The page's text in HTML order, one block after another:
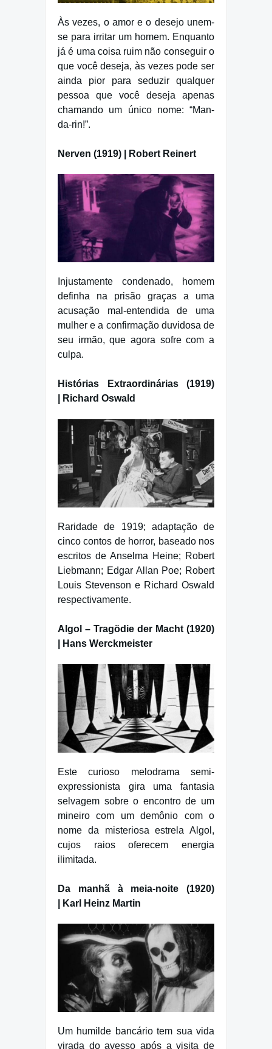
Às vezes, o amor e o desejo unem-
se para irritar um homem. Enquanto
já é uma coisa ruim não conseguir o
que você deseja, às vezes pode ser
ainda pior para seduzir qualquer
pessoa que você deseja apenas
chamando um único nome: “Man-
da-rin!”.
Nerven (1919) | Robert Reinert
Injustamente condenado, homem
definha na prisão graças a uma
acusação mal-entendida de uma
mulher e a confirmação duvidosa de
seu irmão, que agora sofre com a
culpa.
Histórias Extraordinárias (1919)
| Richard Oswald
Raridade de 1919; adaptação de
cinco contos de horror, baseado nos
escritos de Anselma Heine; Robert
Liebmann; Edgar Allan Poe; Robert
Louis Stevenson e Richard Oswald
respectivamente.
Algol – Tragödie der Macht (1920)
| Hans Werckmeister
Este curioso melodrama semi-
expressionista gira uma fantasia
selvagem sobre o encontro de um
mineiro com um demônio com o
nome da misteriosa estrela Algol,
cujos raios oferecem energia
ilimitada.
Da manhã à meia-noite (1920)
| Karl Heinz Martin
Um humilde bancário tem sua vida
virada do avesso após a visita de